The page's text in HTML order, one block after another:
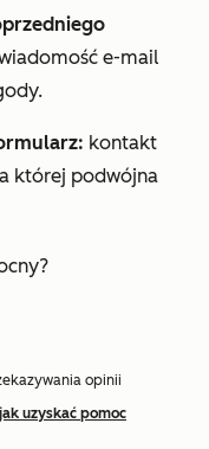
e-mail
kontakt
której podwójna
opinii
uzyskać pomoc